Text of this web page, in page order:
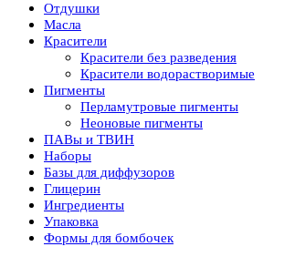
Отдушки
Масла
Красители
Красители без разведения
Красители водорастворимые
Пигменты
Перламутровые пигменты
Неоновые пигменты
ПАВы и ТВИН
Наборы
Базы для диффузоров
Глицерин
Ингредиенты
Упаковка
Формы для бомбочек